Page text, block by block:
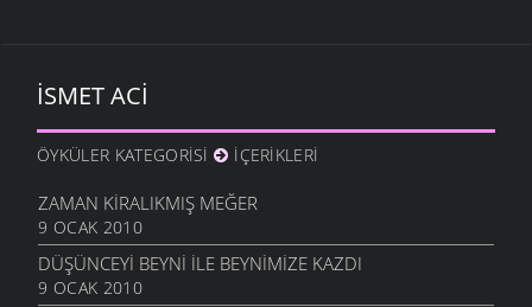
İSMET ACI
ÖYKÜLER KATEGORISI İÇERIKLERI
ZAMAN KIRALIKMIŞ MEĞER
9 OCAK 2010
DÜŞÜNCEYI BEYNI İLE BEYNIMIZE KAZDI
9 OCAK 2010